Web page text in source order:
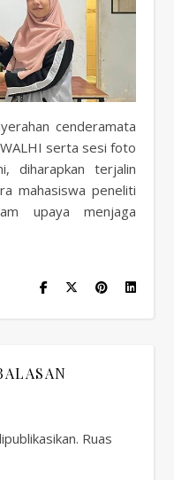
cenderamata
serta sesi foto
diharapkan terjalin
mahasiswa peneliti
upaya menjaga
Ruas